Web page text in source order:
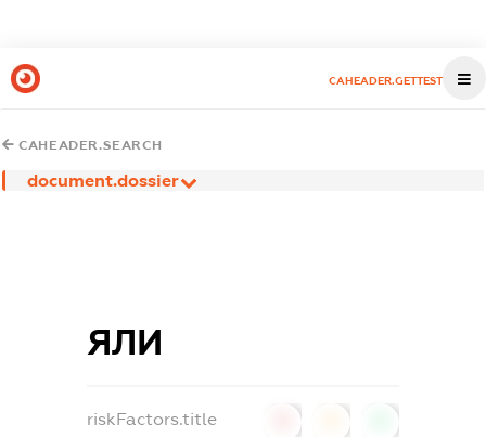
CAHEADER.GETTEST
CAHEADER.SEARCH
document.dossier
ЯЛИ
riskFactors.title